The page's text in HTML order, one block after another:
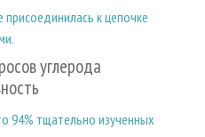
к цепочке
углерода
94% тщательно изученных